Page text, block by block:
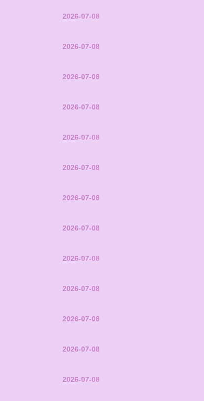
2026-07-08
2026-07-08
2026-07-08
2026-07-08
2026-07-08
2026-07-08
2026-07-08
2026-07-08
2026-07-08
2026-07-08
2026-07-08
2026-07-08
2026-07-08